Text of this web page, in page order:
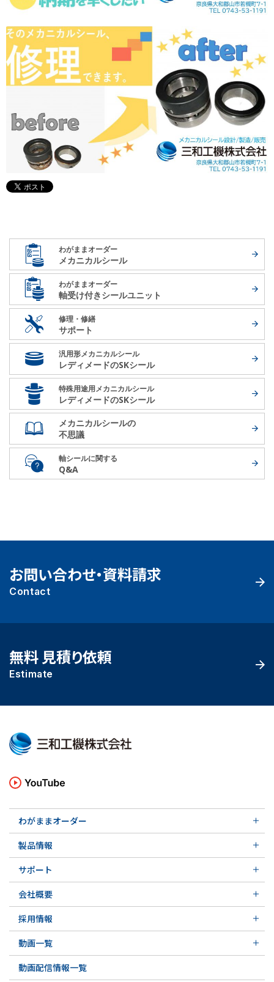
わがままオーダー
メカニカルシール
わがままオーダー
軸受け付きシールユニット
修理・修繕
サポート
汎用形メカニカルシール
レディメードのSKシール
特殊用途用メカニカルシール
レディメードのSKシール
メカニカルシールの
不思議
軸シールに関する
Q&A
お問い合わせ・資料請求
Contact
無料 見積り依頼
Estimate
わがままオーダー
実例ご紹介
その他の導入事例
軸受け付きシールユニット
実例ご紹介
製品情報
特殊用途用メカニカルシール
メカニカルシールの不思議
サポート
実例ご紹介
会社概要
会社沿革
関連会社
採用情報
先輩の声
募集要項&FAQ
動画一覧
初級講座
動画配信情報一覧